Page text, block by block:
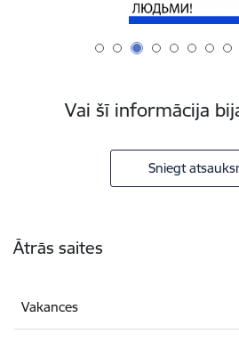
Vai šī informācija
Sniegt
Ātrās saites
Vakances